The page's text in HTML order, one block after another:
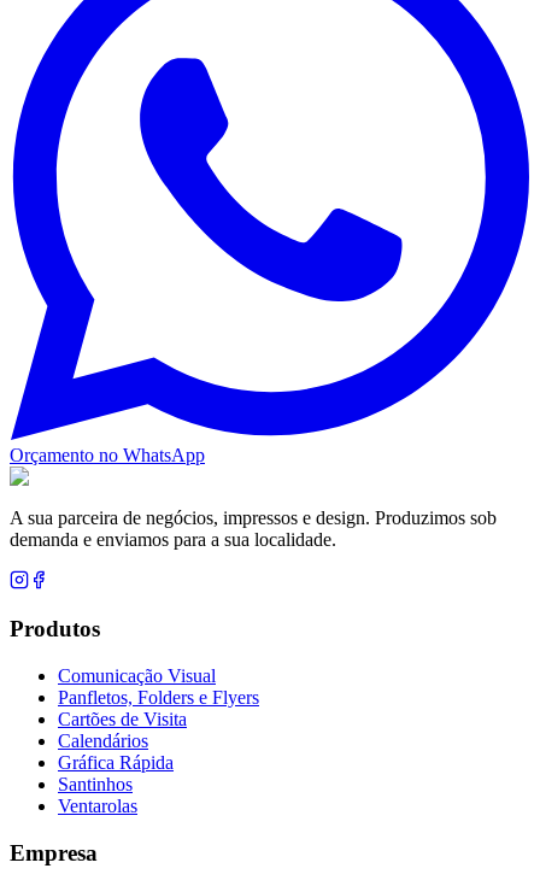
Orçamento no WhatsApp
A sua parceira de negócios, impressos e design. Produzimos sob
demanda e enviamos para a sua localidade.
Produtos
Comunicação Visual
Panfletos, Folders e Flyers
Cartões de Visita
Calendários
Gráfica Rápida
Santinhos
Ventarolas
Empresa